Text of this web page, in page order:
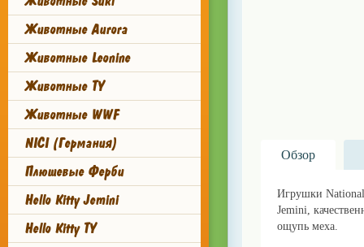
Животные Aurora
Животные Leonine
Животные TY
Животные WWF
NICI (Германия)
Плюшевые Ферби
Hello Kitty Jemini
Hello Kitty TY
Обзор
Игрушки National
Jemini,
ощупь меха.